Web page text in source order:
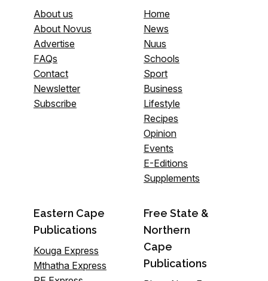
About us
About Novus
Advertise
FAQs
Contact
Newsletter
Subscribe
Home
News
Nuus
Schools
Sport
Business
Lifestyle
Recipes
Opinion
Events
E-Editions
Supplements
Eastern Cape
Publications
Kouga Express
Mthatha Express
Free State &
Northern
Cape
Publications